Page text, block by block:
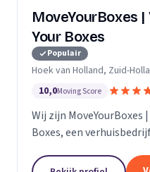
MoveYourBoxes
Your Boxes
Populair
Hoek van Holland, Zuid-
10,0Moving Score
Wij zijn MoveYourBoxes
Boxes, een